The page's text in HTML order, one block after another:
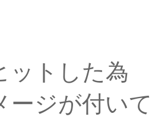
ットした為
ージが付い